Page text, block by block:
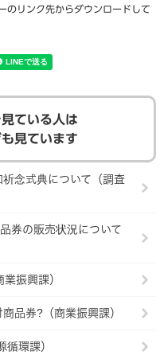
リンク先からダウンロードして
ている人は
見ています
念式典について（調査
券の販売状況について
振興課）
品券?（商業振興課）
環課）